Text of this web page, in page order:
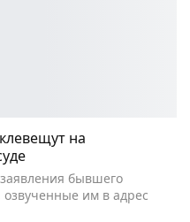
на
бывшего
им в адрес